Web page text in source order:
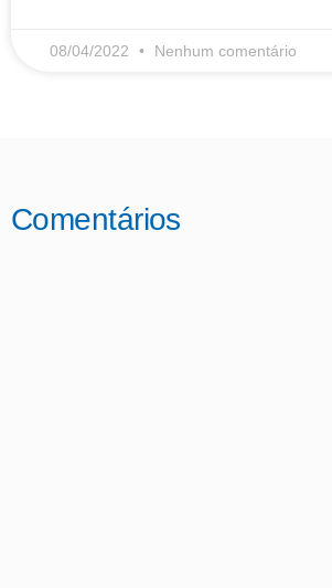
08/04/2022 Nenhum comentário
Comentários